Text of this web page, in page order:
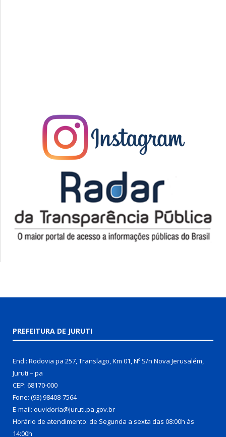
PREFEITURA DE JURUTI
End.: Rodovia pa 257, Translago, Km 01, Nº S/n Nova Jerusalém,
Juruti – pa
CEP: 68170-000
Fone: (93) 98408-7564
E-mail: ouvidoria@juruti.pa.gov.br
Horário de atendimento: de Segunda a sexta das 08:00h às
14:00h